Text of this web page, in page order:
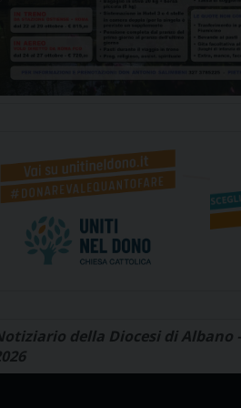
della Diocesi di Albano